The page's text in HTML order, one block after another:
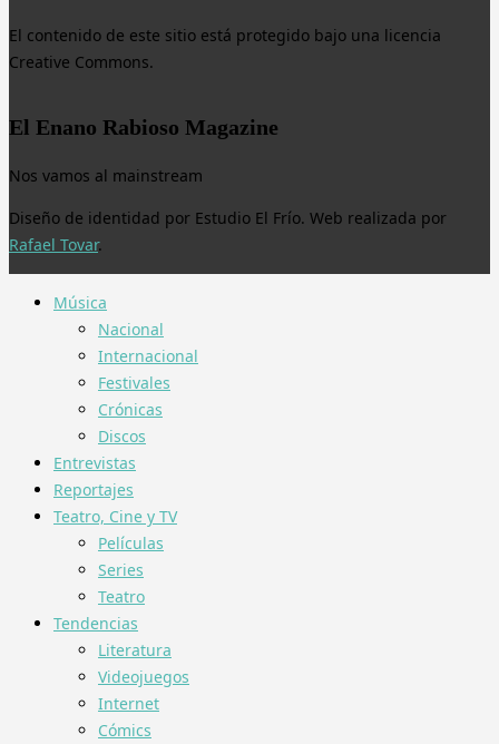
El contenido de este sitio está protegido bajo una licencia
Creative Commons.
El Enano Rabioso Magazine
Nos vamos al mainstream
Diseño de identidad por Estudio El Frío. Web realizada por
Rafael Tovar.
Música
Nacional
Internacional
Festivales
Crónicas
Discos
Entrevistas
Reportajes
Teatro, Cine y TV
Películas
Series
Teatro
Tendencias
Literatura
Videojuegos
Internet
Cómics